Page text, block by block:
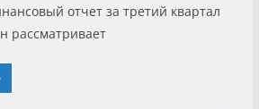
отчет за третий квартал
рассматривает